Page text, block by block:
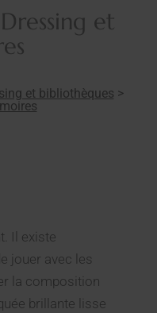
et
et bibliothèques >
Il existe
jouer avec les
la composition
brillante lisse